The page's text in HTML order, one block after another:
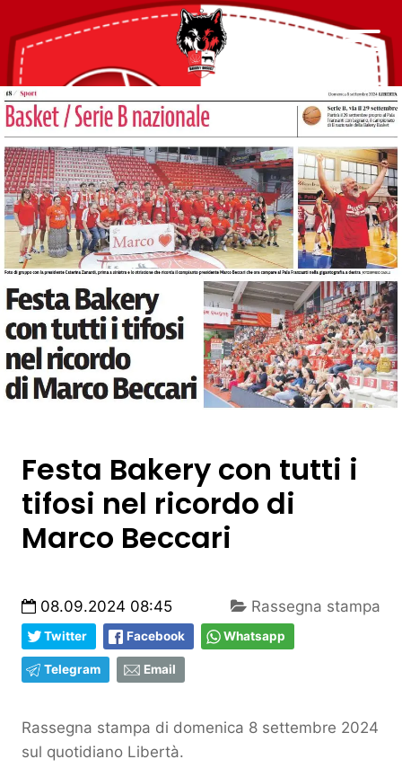
Festa Bakery con tutti i
tifosi nel ricordo di
Marco Beccari
08.09.2024 08:45 Rassegna stampa
Twitter Facebook Whatsapp
Telegram Email
Rassegna stampa di domenica 8 settembre 2024
sul quotidiano Libertà.